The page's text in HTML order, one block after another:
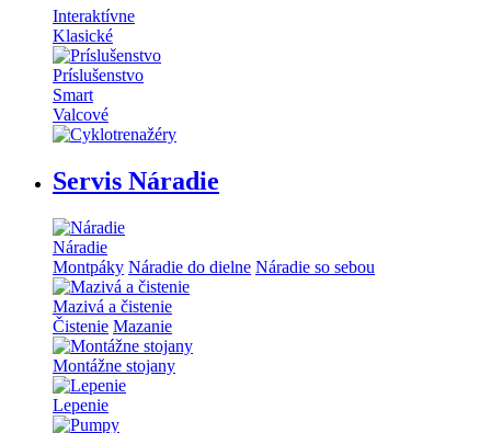
Interaktívne
Klasické
Príslušenstvo
Smart
Valcové
Servis Náradie
Náradie
Montpáky Náradie do dielne Náradie so sebou
Mazivá a čistenie
Čistenie Mazanie
Montážne stojany
Lepenie